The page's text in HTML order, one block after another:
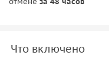
Что включено